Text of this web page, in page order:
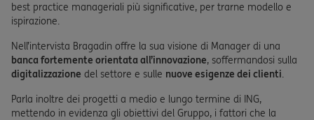
best practice manageriali più significative, per trarne modello e
ispirazione.
Nell’intervista Bragadin offre la sua visione di Manager di una
banca fortemente orientata all’innovazione, soffermandosi sulla
digitalizzazione del settore e sulle nuove esigenze dei clienti.
Parla inoltre dei progetti a medio e lungo termine di ING,
mettendo in evidenza gli obiettivi del Gruppo, i fattori che la